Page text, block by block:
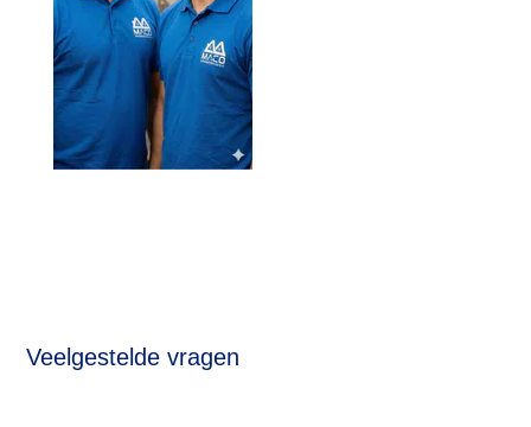
Veelgestelde vragen